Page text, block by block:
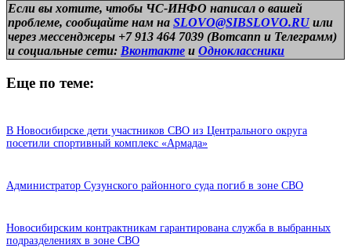
Если вы хотите, чтобы ЧС-ИНФО написал о вашей
проблеме, сообщайте нам на SLOVO@SIBSLOVO.RU или
через мессенджеры +7 913 464 7039 (Вотсапп и Телеграмм)
и социальные сети: Вконтакте и Одноклассники
Еще по теме:
В Новосибирске дети участников СВО из Центрального округа
посетили спортивный комплекс «Армада»
Администратор Сузунского районного суда погиб в зоне СВО
Новосибирским контрактникам гарантирована служба в выбранных
подразделениях в зоне СВО